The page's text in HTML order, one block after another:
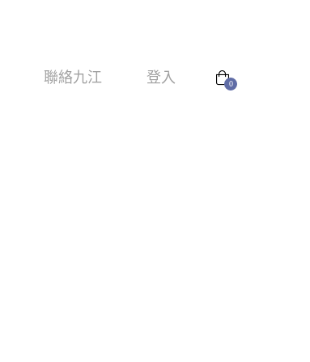
聯絡九江 登入 0